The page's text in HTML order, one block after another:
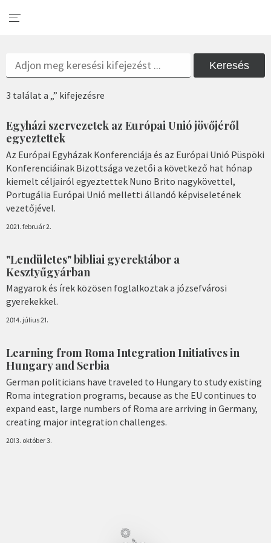
Keresés
3 találat a „” kifejezésre
Egyházi szervezetek az Európai Unió jövőjéről
egyeztettek
Az Európai Egyházak Konferenciája és az Európai Unió Püspöki
Konferenciáinak Bizottsága vezetői a következő hat hónap
kiemelt céljairól egyeztettek Nuno Brito nagykövettel,
Portugália Európai Unió melletti állandó képviseletének
vezetőjével.
2021. február 2.
"Lendületes" bibliai gyerektábor a
Kesztyűgyárban
Magyarok és írek közösen foglalkoztak a józsefvárosi
gyerekekkel.
2014. július 21.
Learning from Roma Integration Initiatives in
Hungary and Serbia
German politicians have traveled to Hungary to study existing
Roma integration programs, because as the EU continues to
expand east, large numbers of Roma are arriving in Germany,
creating major integration challenges.
2013. október 3.